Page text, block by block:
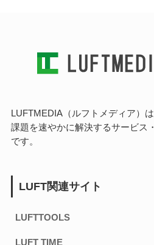
LUFTMEDIA（ルフトメディア）
課題を速やかに解決するサービス
です。
LUFT関連サイト
LUFTTOOLS
LUFT TIME